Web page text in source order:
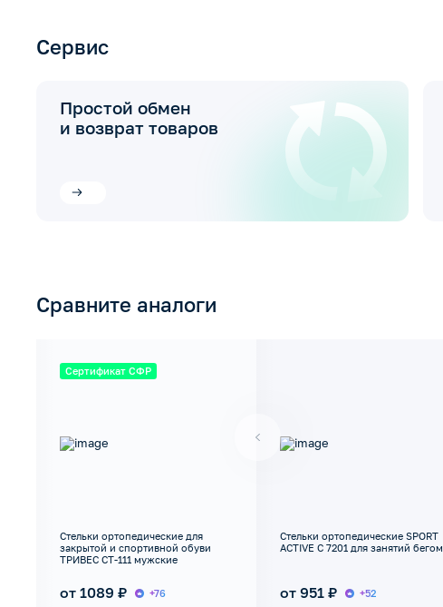
Сервис
Простой обмен
и возврат товаров
Сравните аналоги
Сертификат СФР
Стельки ортопедические для
закрытой и спортивной обуви
ТРИВЕС СТ-111 мужские
от 1089 ₽ +76
Стельки ортопедические SPORT
ACTIVE C 7201 для занятий бегом
от 951 ₽ +52